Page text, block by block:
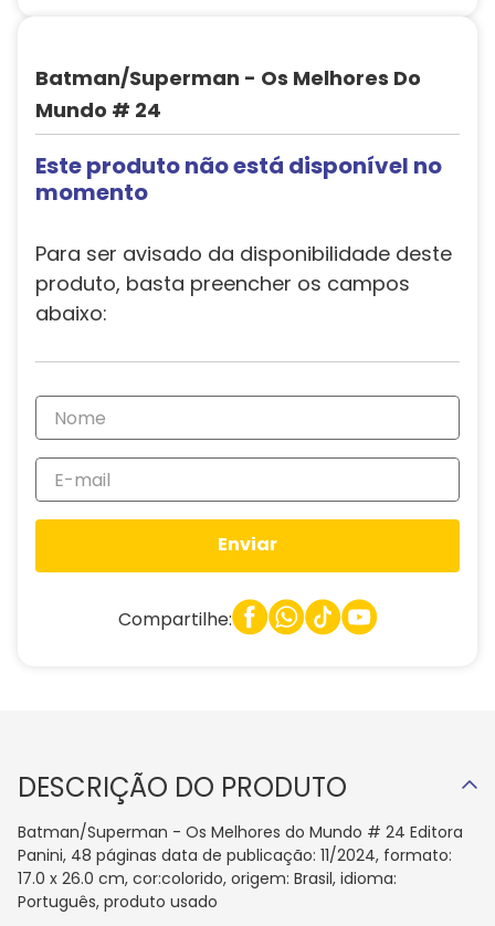
Batman/Superman - Os Melhores Do
Mundo # 24
Este produto não está disponível no
momento
Para ser avisado da disponibilidade deste
produto, basta preencher os campos
abaixo:
Enviar
Compartilhe:
DESCRIÇÃO DO PRODUTO
Batman/Superman - Os Melhores do Mundo # 24 Editora
Panini, 48 páginas data de publicação: 11/2024, formato:
17.0 x 26.0 cm, cor:colorido, origem: Brasil, idioma:
Português, produto usado